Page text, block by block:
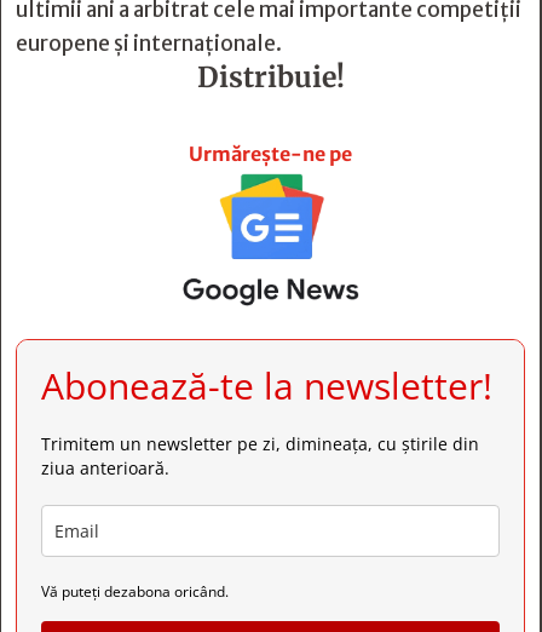
ultimii ani a arbitrat cele mai importante competiții
europene și internaționale.
Distribuie!
Urmărește-ne pe
Abonează-te la newsletter!
Trimitem un newsletter pe zi, dimineața, cu știrile din
ziua anterioară.
Vă puteți dezabona oricând.